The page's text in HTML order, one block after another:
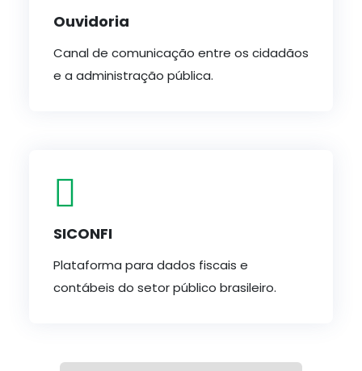
Ouvidoria
Canal de comunicação entre os cidadãos
e a administração pública.
SICONFI
Plataforma para dados fiscais e
contábeis do setor público brasileiro.